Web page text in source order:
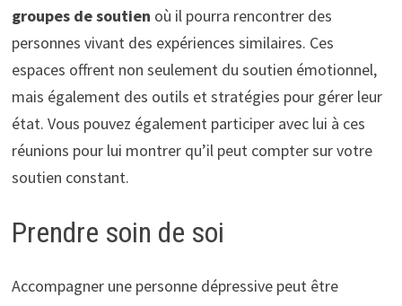
groupes de soutien où il pourra rencontrer des
personnes vivant des expériences similaires. Ces
espaces offrent non seulement du soutien émotionnel,
mais également des outils et stratégies pour gérer leur
état. Vous pouvez également participer avec lui à ces
réunions pour lui montrer qu’il peut compter sur votre
soutien constant.
Prendre soin de soi
Accompagner une personne dépressive peut être